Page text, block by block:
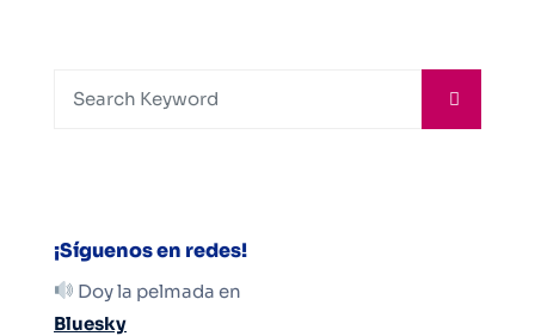
¡Síguenos en redes!
Doy la pelmada en
Bluesky